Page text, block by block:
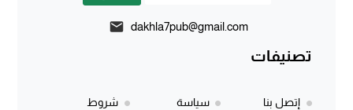
dakhla7pub@gmail.com
تصنيفات
إتصل بنا سياسة شروط